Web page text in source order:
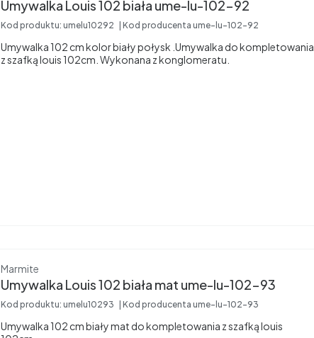
Umywalka Louis 102 biała ume-lu-102-92
Kod produktu: umelu10292 Kod producenta ume-lu-102-92
Umywalka 102 cm kolor biały połysk .Umywalka do kompletowania
z szafką louis 102cm. Wykonana z konglomeratu.
Producent
Marmite
Umywalka Louis 102 biała mat ume-lu-102-93
Kod produktu: umelu10293 Kod producenta ume-lu-102-93
Umywalka 102 cm biały mat do kompletowania z szafką louis